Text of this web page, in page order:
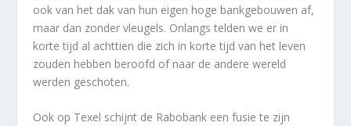
ook van het dak van hun eigen hoge bankgebouwen af,
maar dan zonder vleugels. Onlangs telden we er in
korte tijd al achttien die zich in korte tijd van het leven
zouden hebben beroofd of naar de andere wereld
werden geschoten.
Ook op Texel schijnt de Rabobank een fusie te zijn